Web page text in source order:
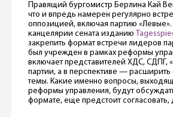
Правящий бургомистр Берлина Кай
что и впредь намерен регулярно
оппозицией, включая партию
канцелярии сената изданию
закрепить формат встречи лидеров
был учрежден в рамках реформы
включает представителей ХДС, СДПГ,
партии, а в перспективе — расширить
темы. Какие именно вопросы,
реформы управления, будут
формате, еще предстоит согласовать,